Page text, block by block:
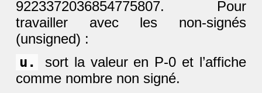
9223372036854775807. Pour
travailler avec les non-signés
(unsigned) :
u.
sort la valeur en P-0 et l’affiche
comme nombre non signé.